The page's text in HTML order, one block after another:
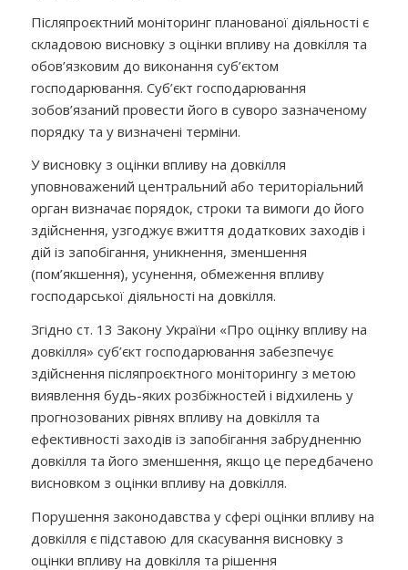
Післяпроєктний моніторинг планованої діяльності є
складовою висновку з оцінки впливу на довкілля та
обов’язковим до виконання суб’єктом
господарювання. Суб’єкт господарювання
зобов’язаний провести його в суворо зазначеному
порядку та у визначені терміни.
У висновку з оцінки впливу на довкілля
уповноважений центральний або територіальний
орган визначає порядок, строки та вимоги до його
здійснення, узгоджує вжиття додаткових заходів і
дій із запобігання, уникнення, зменшення
(пом’якшення), усунення, обмеження впливу
господарської діяльності на довкілля.
Згідно ст. 13 Закону України «Про оцінку впливу на
довкілля» суб’єкт господарювання забезпечує
здійснення післяпроєктного моніторингу з метою
виявлення будь-яких розбіжностей і відхилень у
прогнозованих рівнях впливу на довкілля та
ефективності заходів із запобігання забрудненню
довкілля та його зменшення, якщо це передбачено
висновком з оцінки впливу на довкілля.
Порушення законодавства у сфері оцінки впливу на
довкілля є підставою для скасування висновку з
оцінки впливу на довкілля та рішення